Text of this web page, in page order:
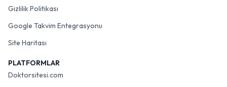
Gizlilik Politikası
Google Takvim Entegrasyonu
Site Haritası
PLATFORMLAR
Doktorsitesi.com